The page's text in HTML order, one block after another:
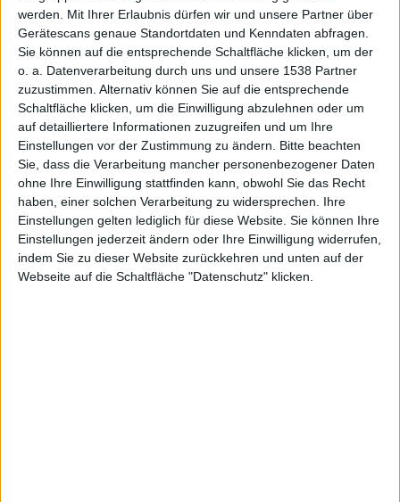
werden.
Mit Ihrer Erlaubnis dürfen wir und unsere Partner über
Gerätescans genaue Standortdaten und Kenndaten abfragen.
Sie können auf die entsprechende Schaltfläche klicken, um der
o. a. Datenverarbeitung durch uns und unsere 1538 Partner
zuzustimmen. Alternativ können Sie auf die entsprechende
Schaltfläche klicken, um die Einwilligung abzulehnen oder um
auf detailliertere Informationen zuzugreifen und um Ihre
Einstellungen vor der Zustimmung zu ändern.
Bitte beachten
Sie, dass die Verarbeitung mancher personenbezogener Daten
ohne Ihre Einwilligung stattfinden kann, obwohl Sie das Recht
haben, einer solchen Verarbeitung zu widersprechen. Ihre
Einstellungen gelten lediglich für diese Website. Sie können Ihre
Einstellungen jederzeit ändern oder Ihre Einwilligung widerrufen,
indem Sie zu dieser Website zurückkehren und unten auf der
Webseite auf die Schaltfläche "Datenschutz" klicken.
Quartal aus
Alexander Trust, den 1. März 2016
iPhone 6s 3D
Touch
Kann Apple 45 Millionen iPhones
im Juni-Quartal verkaufen? J. P.
Morgan hat Informationen aus
Zulieferer-Kreisen ausgewertet, die
dies vermuten lassen.